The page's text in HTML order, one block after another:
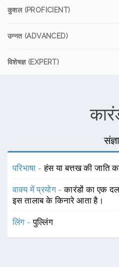
कुशल (PROFICIENT)
उन्नत (ADVANCED)
विशेषज्ञ (EXPERT)
संज्ञा
परिभाषा -हंस या बत्तख की जाति
वाक्य में प्रयोग -कारंडों का एक
इस तालाब के किनारे आता है।
लिंग -पुल्लिंग